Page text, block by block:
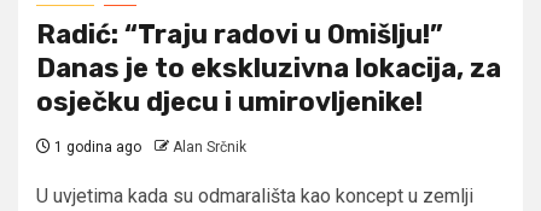
Radić: “Traju radovi u Omišlju!”
Danas je to ekskluzivna lokacija, za
osječku djecu i umirovljenike!
1 godina ago Alan Srčnik
U uvjetima kada su odmarališta kao koncept u zemlji